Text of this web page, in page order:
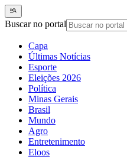
Buscar no portal
Capa
Últimas Notícias
Esporte
Eleições 2026
Política
Minas Gerais
Brasil
Mundo
Agro
Entretenimento
Eloos